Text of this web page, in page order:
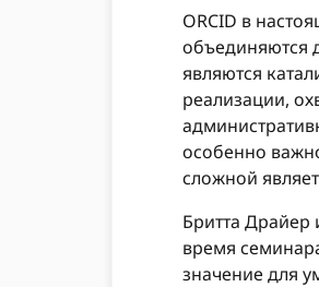
ORCID в
объединяются
являются
реализации,
особенно
сложной
Бритта Драйер
время
значение для